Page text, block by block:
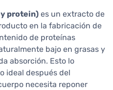
protein) es un extracto de
en la fabricación de
de proteínas
bajo en grasas y
absorción. Esto lo
ideal después del
necesita reponer